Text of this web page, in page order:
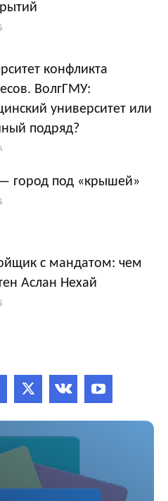
конфликта
ВолгГМУ:
университет или
подряд?
город под «крышей»
с мандатом: чем
Аслан Нехай